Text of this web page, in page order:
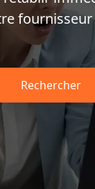
fournisseur
Rechercher